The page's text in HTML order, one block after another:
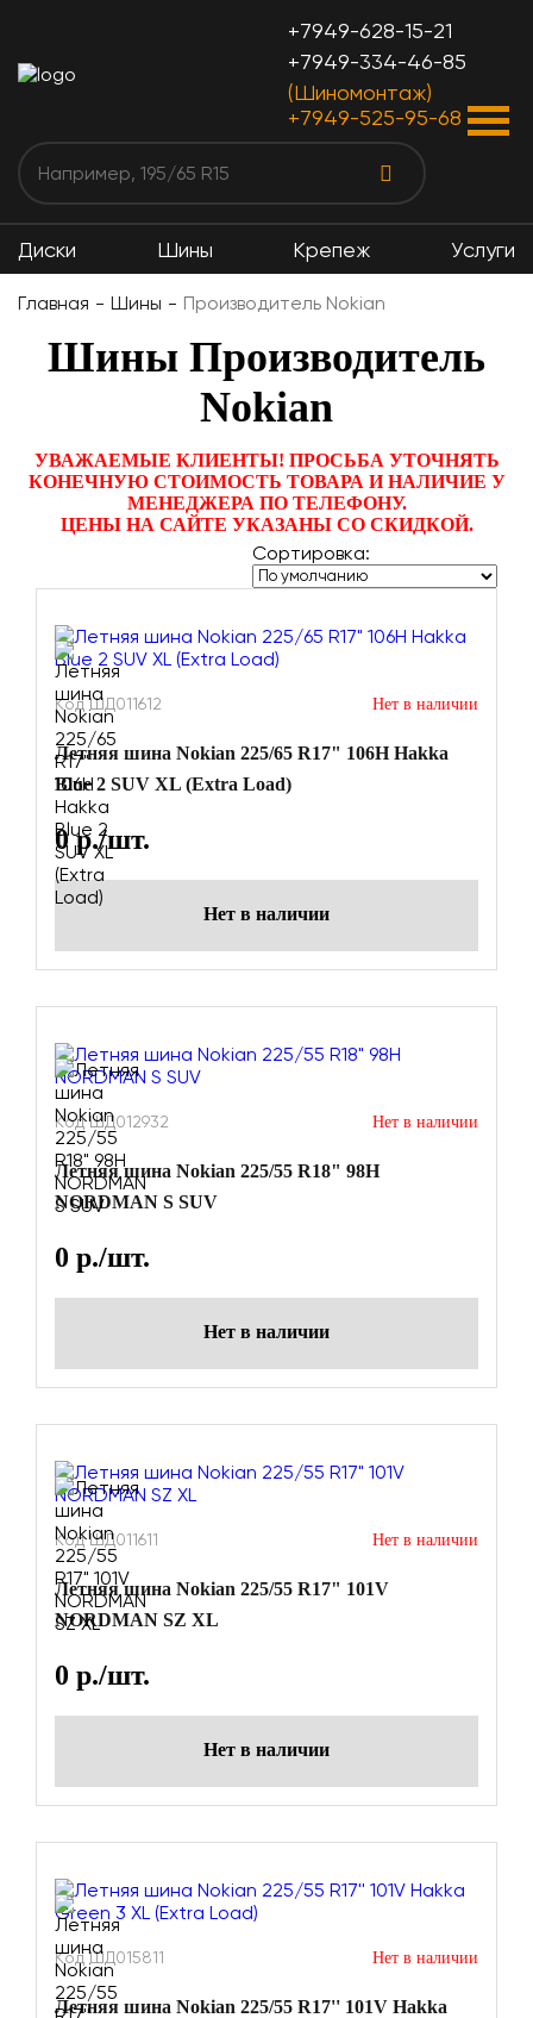
+7949-628-15-21
+7949-334-46-85
(Шиномонтаж)
+7949-525-95-68
Диски Шины Крепеж Услуги
Главная Шины Производитель Nokian
Шины Производитель
Nokian
УВАЖАЕМЫЕ КЛИЕНТЫ! ПРОСЬБА УТОЧНЯТЬ
КОНЕЧНУЮ СТОИМОСТЬ ТОВАРА И НАЛИЧИЕ У
МЕНЕДЖЕРА ПО ТЕЛЕФОНУ.
ЦЕНЫ НА САЙТЕ УКАЗАНЫ СО СКИДКОЙ.
Сортировка:
Код ШД011612 Нет в наличии
Летняя шина Nokian 225/65 R17" 106H Hakka
Blue 2 SUV XL (Extra Load)
0р./шт.
Нет в наличии
Код ШД012932 Нет в наличии
Летняя шина Nokian 225/55 R18" 98H
NORDMAN S SUV
0 р./шт.
Нет в наличии
Код ШД011611 Нет в наличии
Летняя шина Nokian 225/55 R17" 101V
NORDMAN SZ XL
0 р./шт.
Нет в наличии
Код ШД015811 Нет в наличии
Летняя шина Nokian 225/55 R17'' 101V Hakka